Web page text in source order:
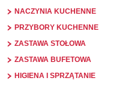
NACZYNIA KUCHENNE
PRZYBORY KUCHENNE
ZASTAWA STOŁOWA
ZASTAWA BUFETOWA
HIGIENA I SPRZĄTANIE